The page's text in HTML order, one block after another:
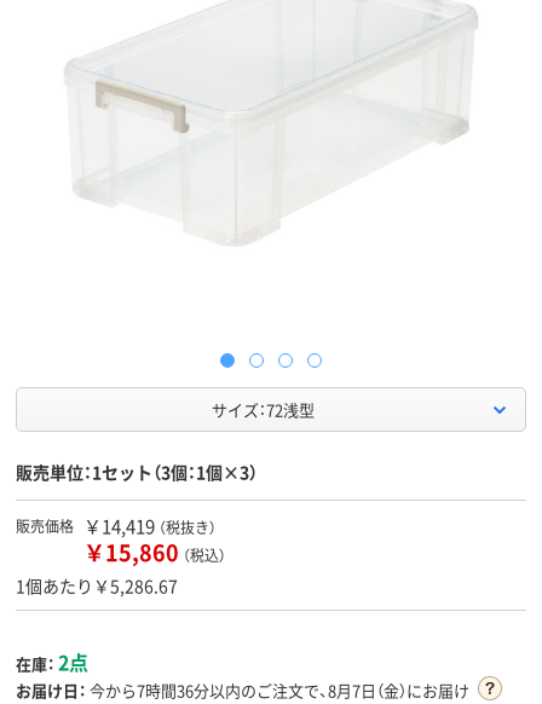
サイズ：72浅型
販売単位：1セット（3個：1個×3）
販売価格 ￥14,419 （税抜き）
￥15,860 （税込）
1個あたり￥5,286.67
在庫： 2点
お届け日： 今から7時間36分以内のご注文で、8月7日（金）にお届け